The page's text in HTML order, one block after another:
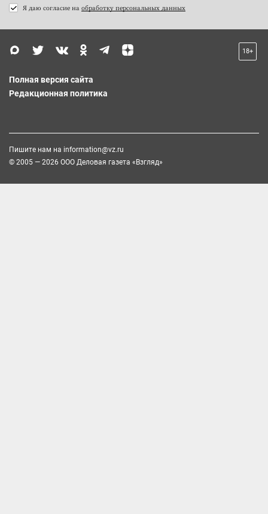
Я даю согласие на обработку персональных данных
18+
Полная версия сайта
Редакционная политика
Пишите нам на information@vz.ru
© 2005 — 2026 ООО Деловая газета «Взгляд»